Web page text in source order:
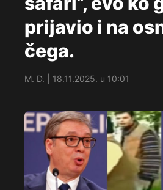
prijavio i na
čega.
M. D. | 18.11.2025. u 10:01